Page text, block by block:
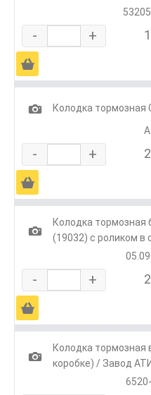
- +
Ä
1
Колодка
- +
Ä
1
Колодка тормозная
(19032) с роликом в
- +
Ä
1
Колодка тормозная
коробке) / Завод АТИ